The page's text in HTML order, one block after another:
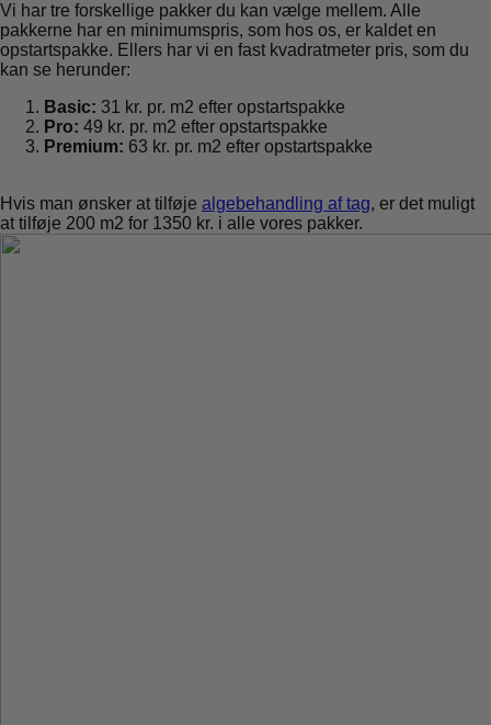
Vi har tre forskellige pakker du kan vælge mellem. Alle
pakkerne har en minimumspris, som hos os, er kaldet en
opstartspakke. Ellers har vi en fast kvadratmeter pris, som du
kan se herunder:
Basic: 31 kr. pr. m2 efter opstartspakke
Pro: 49 kr. pr. m2 efter opstartspakke
Premium: 63 kr. pr. m2 efter opstartspakke
Hvis man ønsker at tilføje algebehandling af tag, er det muligt
at tilføje 200 m2 for 1350 kr. i alle vores pakker.